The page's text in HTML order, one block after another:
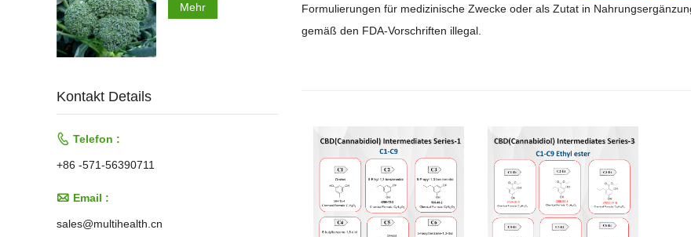
Formulierungen für medizinische Zwecke oder als Zutat in
gemäß den FDA-Vorschriften illegal.
Mehr
Kontakt Details
 Telefon :
+86 -571-56390711
 Email :
sales@multihealth.cn